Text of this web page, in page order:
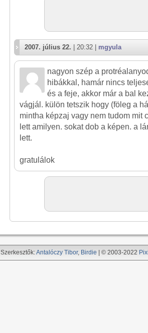
2007. július 22. | 20:32 | mgyula
nagyon szép a
hibákkal, hamár nincs
és a feje, akkor már a bal
vágjál. külön tetszik hogy (föleg a
mintha képzaj vagy nem tudom mit
lett amilyen. sokat dob a képen. a
lett.
gratulálok
Szerkesztők:Antalóczy Tibor, Birdie | © 2003-2022